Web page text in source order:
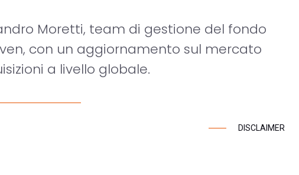
Moretti, team di gestione del fondo
con un aggiornamento sul mercato
a livello globale.
DISCLAIMER